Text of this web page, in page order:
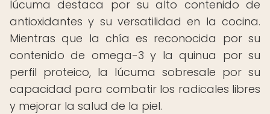
lúcuma destaca por su alto contenido de
antioxidantes y su versatilidad en la cocina.
Mientras que la chía es reconocida por su
contenido de omega-3 y la quinua por su
perfil proteico, la lúcuma sobresale por su
capacidad para combatir los radicales libres
y mejorar la salud de la piel.